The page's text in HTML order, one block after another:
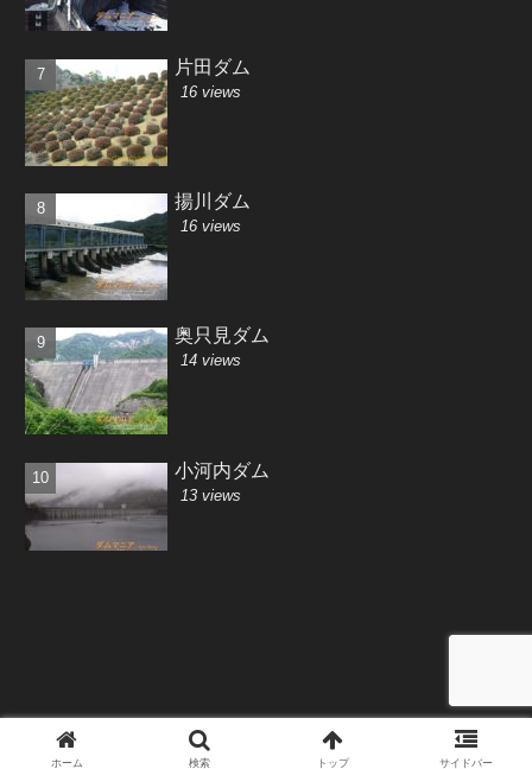
片田ダム
16 views
揚川ダム
16 views
奥只見ダム
14 views
小河内ダム
13 views
Copyright © 2001-2026 Saki-MiyajiMa All Rights Reserved.
ホーム 検索 トップ サイドバー